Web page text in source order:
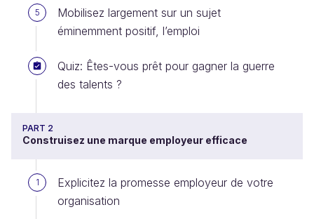
5
Mobilisez largement sur un sujet
éminemment positif, l’emploi
Quiz: Êtes-vous prêt pour gagner la guerre
des talents ?
PART 2
Construisez une marque employeur efficace
1
Explicitez la promesse employeur de votre
organisation